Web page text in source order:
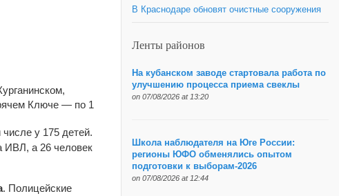
Ключе — по 1
у 175 детей.
ИВЛ, а 26 человек
. Полицейские
В Краснодаре обновят очистные сооружения
Ленты районов
На кубанском заводе стартовала работа по
улучшению процесса приема свеклы
on 07/08/2026 at 13:20
Школа наблюдателя на Юге России:
регионы ЮФО обменялись опытом
подготовки к выборам-2026
on 07/08/2026 at 12:44